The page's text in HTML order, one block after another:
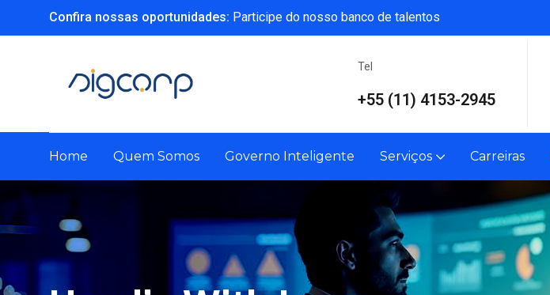
Confira nossas oportunidades: Participe do nosso banco de talentos
Tel
+55 (11) 4153-2945
Home Quem Somos Governo Inteligente Serviços Carreiras